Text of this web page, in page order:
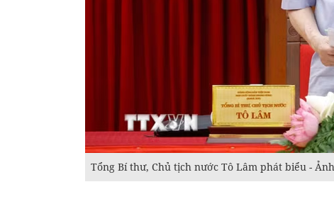
Tổng Bí thư, Chủ tịch nước Tô Lâm phát biểu -